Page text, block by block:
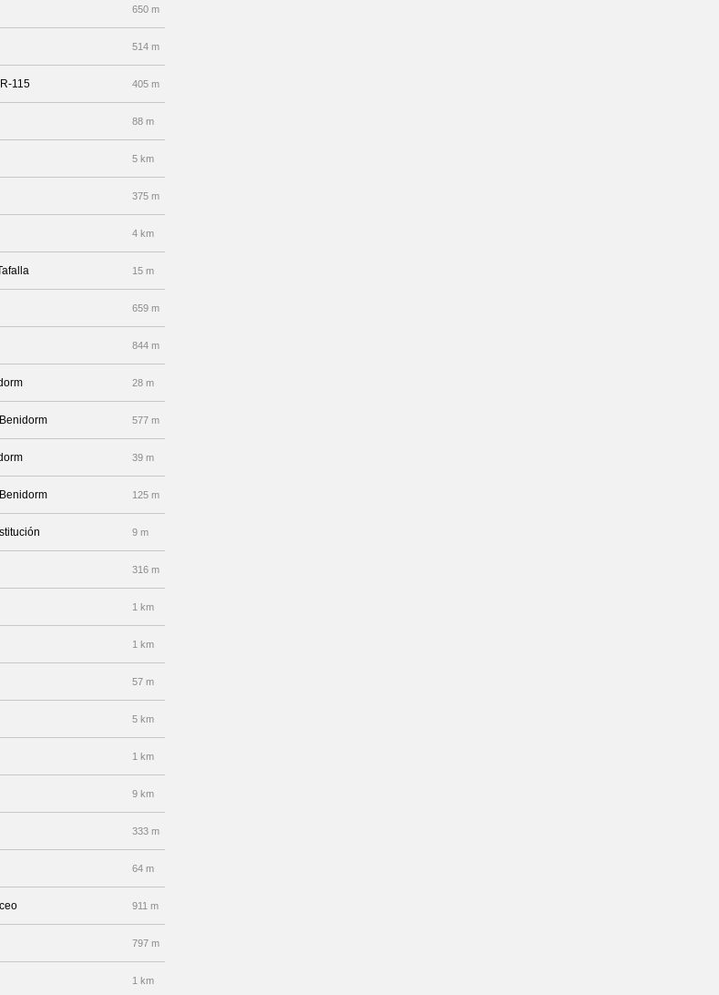
650 m
514 m
115 405 m
88 m
5 km
375 m
4 km
15 m
659 m
844 m
28 m
577 m
39 m
125 m
9 m
316 m
1 km
1 km
57 m
5 km
1 km
9 km
333 m
64 m
911 m
797 m
1 km